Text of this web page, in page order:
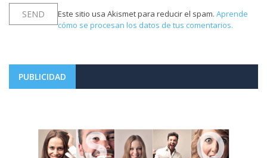
Este sitio usa Akismet para reducir el spam. Aprende
cómo se procesan los datos de tus comentarios.
PUBLICIDAD